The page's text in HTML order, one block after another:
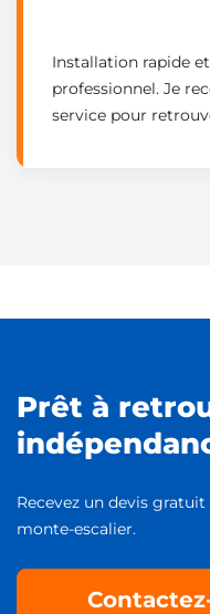
Installation rapide
professionnel. Je
service pour
Prêt à
Recevez un devis
monte-escalier.